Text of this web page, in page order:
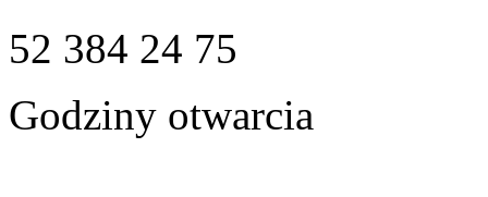
52 384 24 75
Godziny otwarcia